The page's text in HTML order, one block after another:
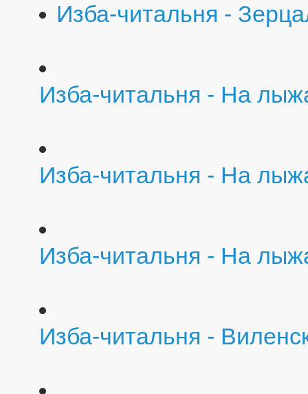
Изба-читальня -
Изба-читальня - На
Изба-читальня - На
Изба-читальня - На
Изба-читальня -